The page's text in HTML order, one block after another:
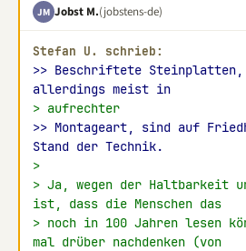
JM Jobst M.(jobstens-de)
Stefan U. schrieb:
>> Beschriftete Steinplatten,
allerdings meist in
> aufrechter
>> Montageart, sind auf
Stand der Technik.
>
> Ja, wegen der Haltbarkeit
ist, dass die Menschen das
> noch in 100 Jahren lesen
mal drüber nachdenken (von